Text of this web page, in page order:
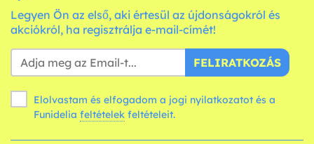
Legyen Ön az első, aki értesül az újdonságokról és
akciókról, ha regisztrálja e-mail-címét!
FELIRATKOZÁS
Elolvastam és elfogadom a jogi nyilatkozatot és a
Funidelia feltételek feltételeit.